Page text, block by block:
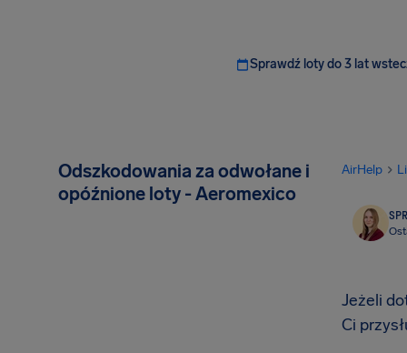
Sprawdź loty do 3 lat
Odszkodowania za odwołane i
opóźnione loty - Aeromexico
AirHelp
Jeżeli
Ci